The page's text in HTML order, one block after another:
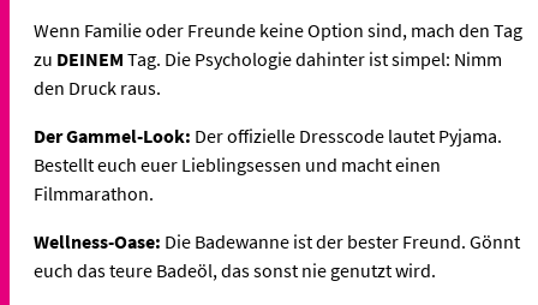
Wenn Familie oder Freunde keine Option sind, mach den Tag
zu DEINEM Tag. Die Psychologie dahinter ist simpel: Nimm
den Druck raus.
Der Gammel-Look: Der offizielle Dresscode lautet Pyjama.
Bestellt euch euer Lieblingsessen und macht einen
Filmmarathon.
Wellness-Oase: Die Badewanne ist der bester Freund. Gönnt
euch das teure Badeöl, das sonst nie genutzt wird.